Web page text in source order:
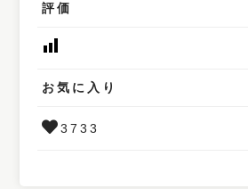
評価
お気に入り
3733